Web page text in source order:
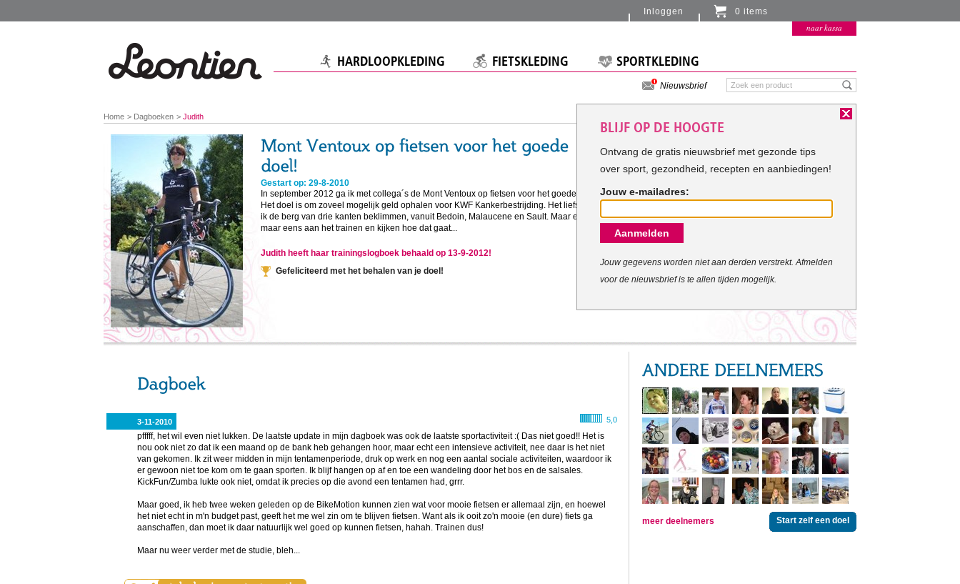
You
are
here:
Home Dagboeken Judith
Gestart op: 29-8-2010
In september 2012 ga ik met collega´s de Mont Ventoux op fietsen voor het goede doel.
Het doel is om zoveel mogelijk geld ophalen voor KWF Kankerbestrijding. Het liefst wil
ik de berg van drie kanten beklimmen, vanuit Bedoin, Malaucene en Sault. Maar eerst
maar eens aan het trainen en kijken hoe dat gaat...
Judith heeft haar trainingslogboek behaald op 13-9-2012!
Gefeliciteerd met het behalen van je doel!
3-11-2010 5,0
pfffff, het wil even niet lukken. De laatste update in mijn dagboek was ook de laatste sportactiviteit :( Das niet goed!! Het is
nou ook niet zo dat ik een maand op de bank heb gehangen hoor, maar echt een intensieve activiteit, nee daar is het niet
van gekomen. Ik zit weer midden in mijn tentamenperiode, druk op werk en nog een aantal sociale activiteiten, waardoor ik
er gewoon niet toe kom om te gaan sporten. Ik blijf hangen op af en toe een wandeling door het bos en de salsales.
KickFun/Zumba lukte ook niet, omdat ik precies op die avond een tentamen had, grrr.
Maar goed, ik heb twee weken geleden op de BikeMotion kunnen zien wat voor mooie fietsen er allemaal zijn, en hoewel
het niet echt in m'n budget past, geeft het me wel zin om te blijven fietsen. Want als ik ooit zo'n mooie (en dure) fiets ga
aanschaffen, dan moet ik daar natuurlijk wel goed op kunnen fietsen, hahah. Trainen dus!
Maar nu weer verder met de studie, bleh...
meer deelnemers Start zelf een doel
HARDLOOPKLEDING FIETSKLEDING SPORTKLEDING
Nieuwsbrief
Inloggen 0 items
Er zitten momenteel geen artikelen in de
naar kassa
BLIJF OP DE HOOGTE
Ontvang de gratis nieuwsbrief met gezonde tips
over sport, gezondheid, recepten en aanbiedingen!
Jouw e-mailadres:
Aanmelden
Jouw gegevens worden niet aan derden verstrekt. Afmelden
voor de nieuwsbrief is te allen tijden mogelijk.